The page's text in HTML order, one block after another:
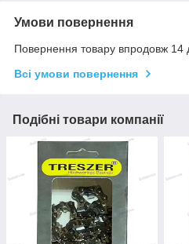
Умови повернення
Повернення товару впродовж 14
Всі умови повернення
Подібні товари компанії